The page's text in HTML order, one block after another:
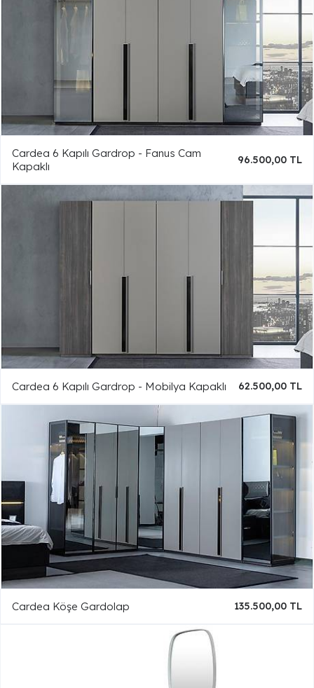
Cardea 6 Kapılı Gardrop - Fanus Cam
Kapaklı
96.500,00 TL
Cardea 6 Kapılı Gardrop - Mobilya Kapaklı 62.500,00 TL
Cardea Köşe Gardolap 135.500,00 TL